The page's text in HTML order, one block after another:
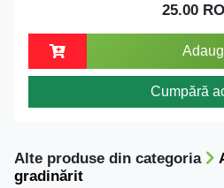
25.00
Cumpără
Alte produse din categoria
gradinărit